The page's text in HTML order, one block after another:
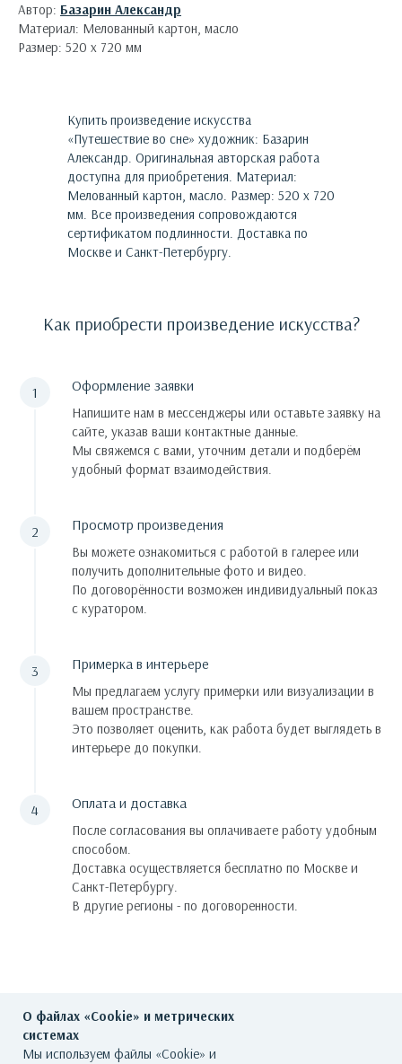
Автор: Базарин Александр
Материал: Мелованный картон, масло
Размер: 520 х 720 мм
Купить произведение искусства
«Путешествие во сне» художник: Базарин
Александр. Оригинальная авторская работа
доступна для приобретения. Материал:
Мелованный картон, масло. Размер: 520 х 720
мм. Все произведения сопровождаются
сертификатом подлинности. Доставка по
Москве и Санкт-Петербургу.
Как приобрести произведение искусства?
Оформление заявки
Напишите нам в мессенджеры или оставьте заявку на
сайте, указав ваши контактные данные.
Мы свяжемся с вами, уточним детали и подберём
удобный формат взаимодействия.
Просмотр произведения
Вы можете ознакомиться с работой в галерее или
получить дополнительные фото и видео.
По договорённости возможен индивидуальный показ
с куратором.
Примерка в интерьере
Мы предлагаем услугу примерки или визуализации в
вашем пространстве.
Это позволяет оценить, как работа будет выглядеть в
интерьере до покупки.
Оплата и доставка
После согласования вы оплачиваете работу удобным
способом.
Доставка осуществляется бесплатно по Москве и
Санкт-Петербургу.
В другие регионы - по договоренности.
О файлах «Cookie» и метрических
системах
Мы используем файлы «Cookie» и